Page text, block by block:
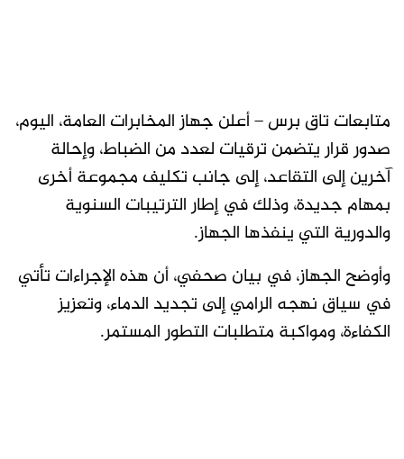
متابعات تاق برس – أعلن جهاز المخابرات العامة، اليوم،
صدور قرار يتضمن ترقيات لعدد من الضباط، وإحالة
آخرين إلى التقاعد، إلى جانب تكليف مجموعة أخرى
بمهام جديدة، وذلك في إطار الترتيبات السنوية
والدورية التي ينفذها الجهاز.
وأوضح الجهاز، في بيان صحفي، أن هذه الإجراءات تأتي
في سياق نهجه الرامي إلى تجديد الدماء، وتعزيز
الكفاءة، ومواكبة متطلبات التطور المستمر.